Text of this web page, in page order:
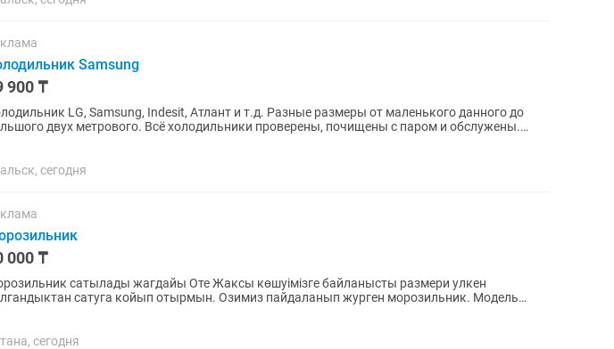
Samsung
900 ₸
LG, Samsung, Indesit, Атлант и т.д. Разные размеры от маленького данного до
двух метрового. Всё холодильники проверены, почищены с паром и обслужены.
сегодня
000 ₸
сатылады жагдайы Оте Жаксы көшуімізге байланысты размери улкен
сатуга койып отырмын. Озимиз пайдаланып журген морозильник. Модель
сегодня